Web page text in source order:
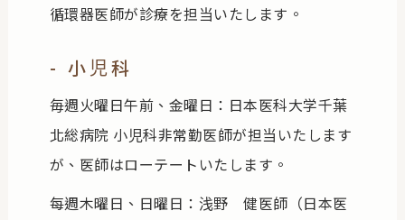
循環器医師が診療を担当いたします。
- 小児科
毎週火曜日午前、金曜日：日本医科大学千葉
北総病院 小児科非常勤医師が担当いたします
が、医師はローテートいたします。
每週木曜日、日曜日：浅野 健医師（日本医